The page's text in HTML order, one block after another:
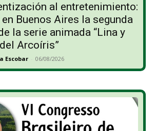
al entretenimiento:
Buenos Aires la segunda
la serie animada “Lina y
Arcoíris”
Escobar - 06/08/2026